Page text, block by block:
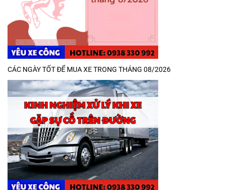
CÁC NGÀY TỐT ĐỂ MUA XE TRONG THÁNG 08/2026